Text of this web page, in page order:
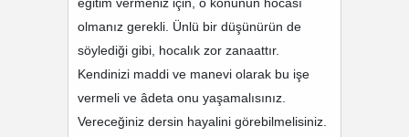
olmanız gerekli. Ünlü bir düşünürün de
söylediği gibi, hocalık zor zanaattır.
Kendinizi maddi ve manevi olarak bu işe
vermeli ve âdeta onu yaşamalısınız.
Vereceğiniz dersin hayalini görebilmelisiniz.